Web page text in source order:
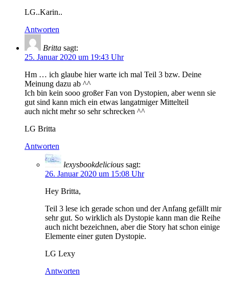
LG..Karin..
Antworten
Britta sagt:
25. Januar 2020 um 19:43 Uhr
Hm … ich glaube hier warte ich mal Teil 3 bzw. Deine
Meinung dazu ab ^^
Ich bin kein sooo großer Fan von Dystopien, aber wenn sie
gut sind kann mich ein etwas langatmiger Mittelteil
auch nicht mehr so sehr schrecken ^^
LG Britta
Antworten
lexysbookdelicious sagt:
26. Januar 2020 um 15:08 Uhr
Hey Britta,
Teil 3 lese ich gerade schon und der Anfang gefällt mir
sehr gut. So wirklich als Dystopie kann man die Reihe
auch nicht bezeichnen, aber die Story hat schon einige
Elemente einer guten Dystopie.
LG Lexy
Antworten